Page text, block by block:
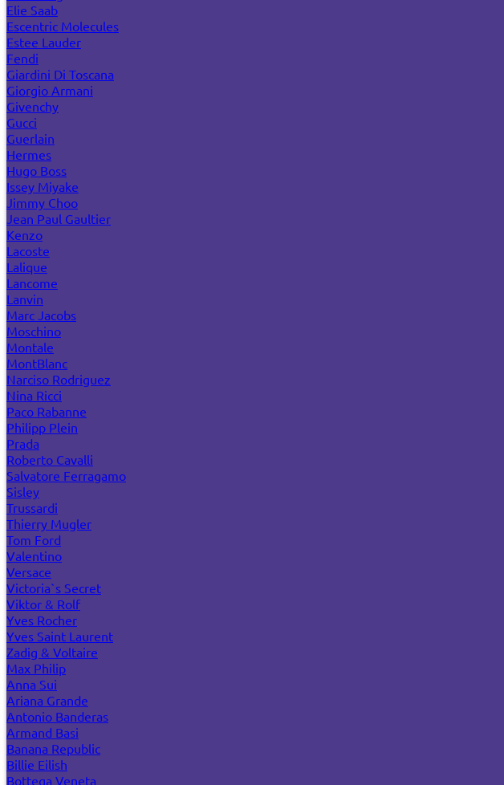
Elie Saab
Escentric Molecules
Estee Lauder
Fendi
Giardini Di Toscana
Giorgio Armani
Givenchy
Gucci
Guerlain
Hermes
Hugo Boss
Issey Miyake
Jimmy Choo
Jean Paul Gaultier
Kenzo
Lacoste
Lalique
Lancome
Lanvin
Marc Jacobs
Moschino
Montale
MontBlanc
Narciso Rodriguez
Nina Ricci
Paco Rabanne
Philipp Plein
Prada
Roberto Cavalli
Salvatore Ferragamo
Sisley
Trussardi
Thierry Mugler
Tom Ford
Valentino
Versace
Victoria`s Secret
Viktor & Rolf
Yves Rocher
Yves Saint Laurent
Zadig & Voltaire
Max Philip
Anna Sui
Ariana Grande
Antonio Banderas
Armand Basi
Banana Republic
Billie Eilish
Bottega Veneta